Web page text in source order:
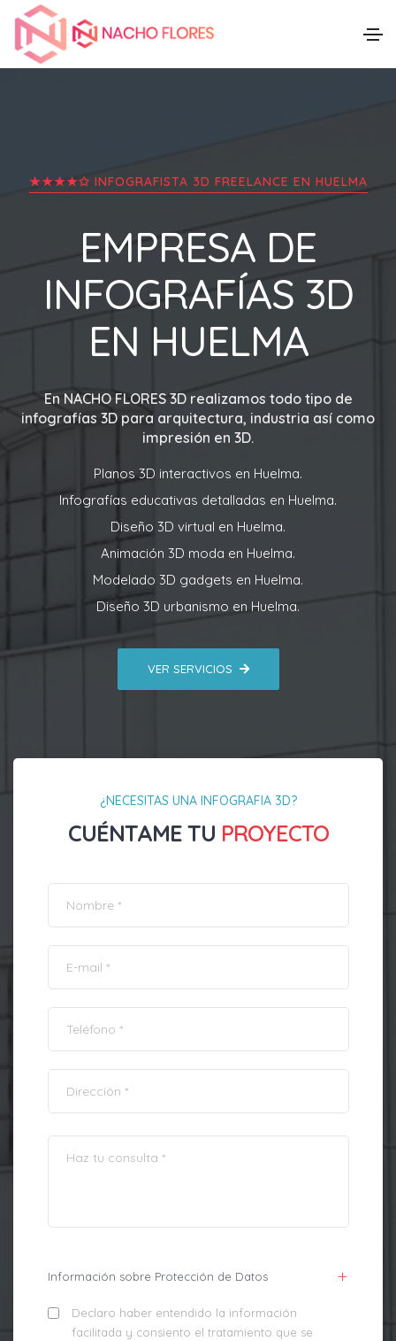
★★★★✩ INFOGRAFISTA 3D FREELANCE EN HUELMA
EMPRESA DE
INFOGRAFÍAS 3D
EN HUELMA
En NACHO FLORES 3Drealizamos todo tipo de
infografías 3D para arquitectura, industria así como
impresión en 3D.
Planos 3D interactivos en Huelma.
Infografías educativas detalladas en Huelma.
Diseño 3D virtual en Huelma.
Animación 3D moda en Huelma.
Modelado 3D gadgets en Huelma.
Diseño 3D urbanismo en Huelma.
VER SERVICIOS
¿NECESITAS UNA INFOGRAFIA 3D?
CUÉNTAME TU PROYECTO
Información sobre Protección de Datos
Declaro haber entendido la información
facilitada y consiento el tratamiento que se